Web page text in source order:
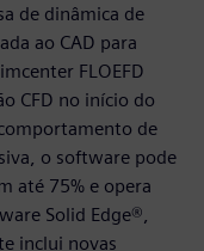
de dinâmica de
ao CAD para
FLOEFD
CFD no início do
de
o software pode
até 75% e opera
Solid Edge®,
inclui novas